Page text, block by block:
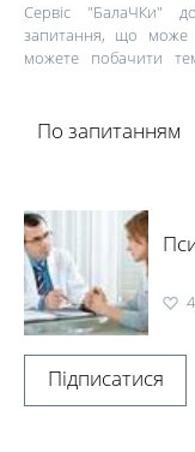
Сервіс "БалаЧКи"
запитання, що може
можете побачити
отримувати
каталозі і не
Якщо ви хочете
отримати швидку
інформацію про
реального часу.
Цікавий сервіс
яка охоплює всі сфери
медицина,
послуг і торгівля – це
По запитанням
4
Підписатися